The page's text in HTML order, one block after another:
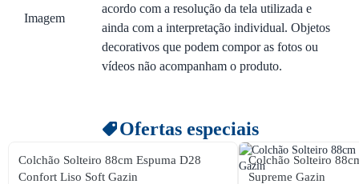
Imagem
acordo com a resolução da tela utilizada e
ainda com a interpretação individual. Objetos
decorativos que podem compor as fotos ou
vídeos não acompanham o produto.
Ofertas especiais
Colchão Solteiro 88cm Espuma D28
Confort Liso Soft Gazin
Colchão Solteiro
Supreme Gazin